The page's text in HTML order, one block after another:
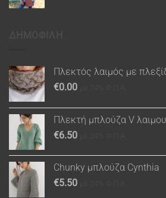
Πλεκτός λαιμός με
€0.00
Πλεκτή μπλούζα V
€6.50
Chunky μπλούζα Cynthia
€5.50